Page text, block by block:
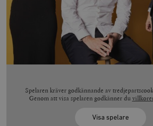
Spelaren kräver godkännande av
Genom att visa spelaren godkänner du
Visa spelare